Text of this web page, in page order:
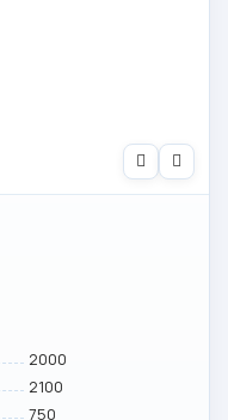
2000
2100
750